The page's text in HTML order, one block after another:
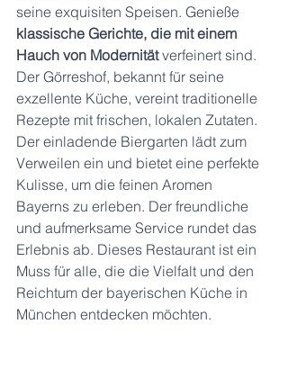
seine exquisiten Speisen. Genieße
klassische Gerichte, die mit einem
Hauch von Modernität verfeinert sind.
Der Görreshof, bekannt für seine
exzellente Küche, vereint traditionelle
Rezepte mit frischen, lokalen Zutaten.
Der einladende Biergarten lädt zum
Verweilen ein und bietet eine perfekte
Kulisse, um die feinen Aromen
Bayerns zu erleben. Der freundliche
und aufmerksame Service rundet das
Erlebnis ab. Dieses Restaurant ist ein
Muss für alle, die die Vielfalt und den
Reichtum der bayerischen Küche in
München entdecken möchten.